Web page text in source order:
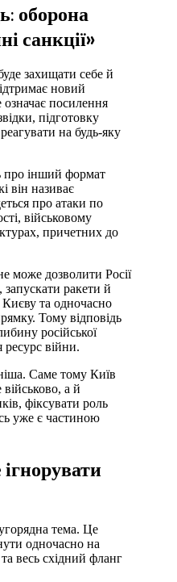
оборона
санкції»
захищати себе й
новий
посилення
підготовку
на будь-яку
про інший формат
він називає
про атаки по
військовому
причетних до
може дозволити Росії
ракети й
та одночасно
Тому відповідь
російської
ресурс війни.
Саме тому Київ
а й
фіксувати роль
уже є частиною
тема. Це
одночасно на
весь східний фланг